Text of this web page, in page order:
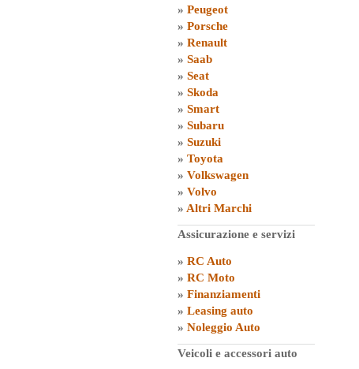
» Peugeot
» Porsche
» Renault
» Saab
» Seat
» Skoda
» Smart
» Subaru
» Suzuki
» Toyota
» Volkswagen
» Volvo
» Altri Marchi
Assicurazione e servizi
» RC Auto
» RC Moto
» Finanziamenti
» Leasing auto
» Noleggio Auto
Veicoli e accessori auto